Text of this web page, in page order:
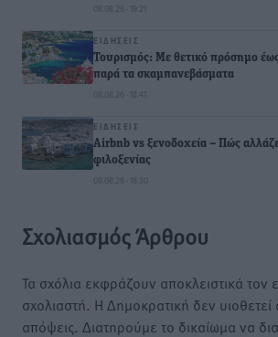
08.08.26 · 19:21
ΕΙΔΉΣΕΙΣ
Τουρισμός: Με θετικό πρόσημο
παρά τα σκαμπανεβάσματα
08.08.26 · 18:41
ΕΙΔΉΣΕΙΣ
Airbnb vs ξενοδοχεία – Πώς
φιλοξενίας
08.08.26 · 18:30
Σχολιασμός Άρθρου
Τα σχόλια εκφράζουν αποκλειστικά τον
σχολιαστή. Η Δημοκρατική δεν υιοθετεί
απόψεις. Διατηρούμε το δικαίωμα να